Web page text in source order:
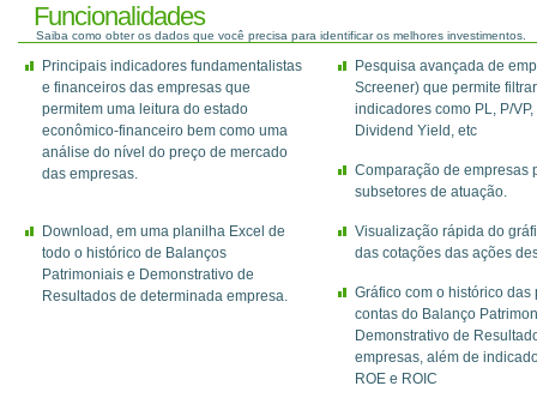
Funcionalidades
Saiba como obter os dados que você precisa para identificar os melhores investimentos.
Principais indicadores fundamentalistas
e financeiros das empresas que
permitem uma leitura do estado
econômico-financeiro bem como uma
análise do nível do preço de mercado
das empresas.
Pesquisa avançada de
Screener) que permite
indicadores como PL, P/VP,
Dividend Yield, etc
Comparação de empresas
subsetores de atuação.
Download, em uma planilha Excel de
todo o histórico de Balanços
Patrimoniais e Demonstrativo de
Resultados de determinada empresa.
Visualização rápida do
das cotações das ações
Gráfico com o histórico das
contas do Balanço
Demonstrativo de
empresas, além de
ROE e ROIC